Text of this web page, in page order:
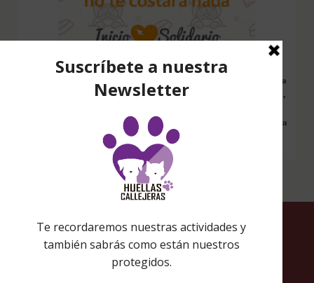
Configura nuestro Inicio Solidario en todos tus dispositivos y cada
vez que entres a hacer una búsqueda en internet desde esa página,
Amazon desde ahí, tu compra será solidaria sin ningún coste extra
para ti.